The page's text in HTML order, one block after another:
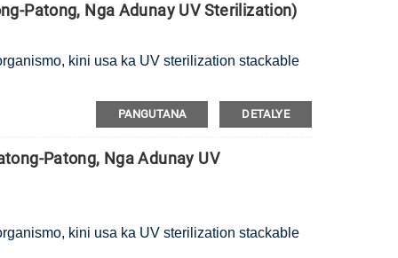
Patong, Nga Adunay UV Sterilization)
kini usa ka UV sterilization stackable
PANGUTANA DETALYE
Patong, Nga Adunay UV
kini usa ka UV sterilization stackable